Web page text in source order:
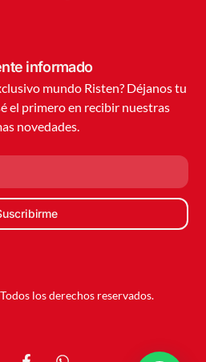
informado
mundo Risten? Déjanos tu
el primero en recibir nuestras
novedades.
los derechos reservados.